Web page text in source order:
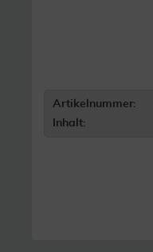
Artikelnummer:
Inhalt: